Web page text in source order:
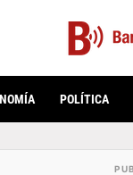
POLÍTICA